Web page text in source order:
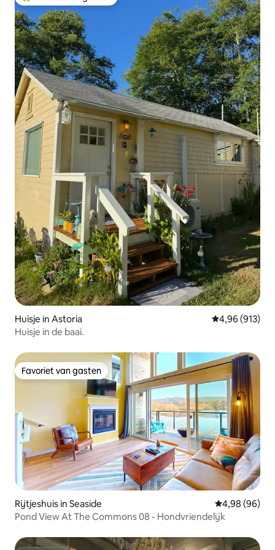
Huisje in Astoria Gemiddelde
4,96 (913)
Huisje in de baai.
Favoriet van gasten
Favoriet van gasten
Rijtjeshuis in Seaside Gemiddelde
4,98 (96)
Pond View At The Commons 08 - Hondvriendelijk